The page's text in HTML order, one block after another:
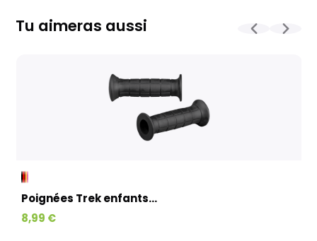
contrôle et l'expédition est en moyenne d’une à deux
semaines. Pour les vélos sur commande, celui-ci est allongé
domicile, avec la possibilité de reprogrammer la livraison si
nécessaire. (Pas d’expédition les week-ends et jours fériés)
Emballés avec un soin particulier dans des cartons
spécialement conçus pour garantir leur protection.
disponible), pour une livraison directement à votre domicile.
Textiles, accessoires et petits produits :
Tous vos petits articles sont préparés par notre équipe
Tu aimeras aussi
Poignées Trek enfants...
8,99 €